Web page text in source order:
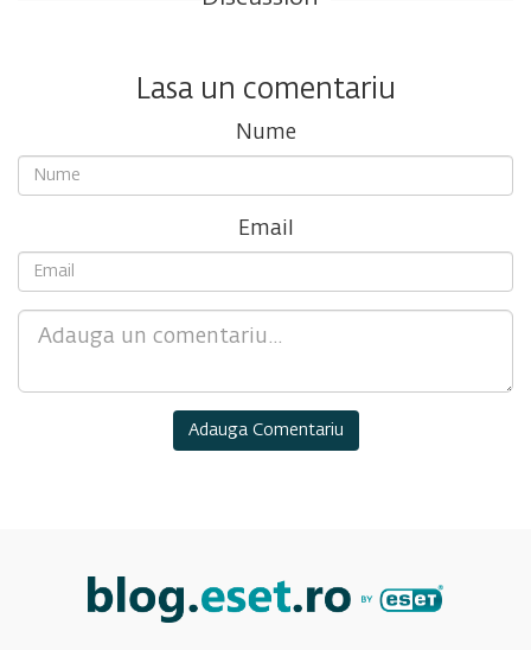
Lasa un comentariu
Nume
Email